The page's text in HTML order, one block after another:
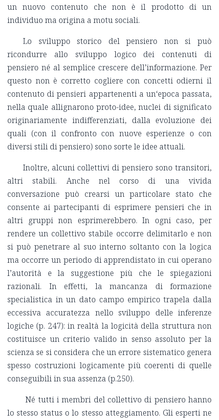
un nuovo contenuto che non è il prodotto di un
individuo ma origina a motu sociali.
Lo sviluppo storico del pensiero non si può
ricondurre allo sviluppo logico dei contenuti di
pensiero né al semplice crescere dell’informazione. Per
questo non è corretto cogliere con concetti odierni il
contenuto di pensieri appartenenti a un‘epoca passata,
nella quale allignarono proto-idee, nuclei di significato
originariamente indifferenziati, dalla evoluzione dei
quali (con il confronto con nuove esperienze o con
diversi stili di pensiero) sono sorte le idee attuali.
Inoltre, alcuni collettivi di pensiero sono transitori,
altri stabili. Anche nel corso di una vivida
conversazione può crearsi un particolare stato che
consente ai partecipanti di esprimere pensieri che in
altri gruppi non esprimerebbero. In ogni caso, per
rendere un collettivo stabile occorre delimitarlo e non
si può penetrare al suo interno soltanto con la logica
ma occorre un periodo di apprendistato in cui operano
l’autorità e la suggestione più che le spiegazioni
razionali. In effetti, la mancanza di formazione
specialistica in un dato campo empirico trapela dalla
eccessiva accuratezza nello sviluppo delle inferenze
logiche (p. 247): in realtà la logicità della struttura non
costituisce un criterio valido in senso assoluto per la
scienza se si considera che un errore sistematico genera
spesso costruzioni logicamente più coerenti di quelle
conseguibili in sua assenza (p.250).
Né tutti i membri del collettivo di pensiero hanno
lo stesso status o lo stesso atteggiamento. Gli esperti ne